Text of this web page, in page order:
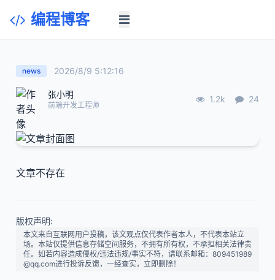
编程博客
news 2026/8/9 5:12:16
张小明
前端开发工程师
1.2k 24
文章不存在
版权声明:
本文来自互联网用户投稿，该文观点仅代表作者本人，不代表本站立
场。本站仅提供信息存储空间服务，不拥有所有权，不承担相关法律责
任。如若内容造成侵权/违法违规/事实不符，请联系邮箱：809451989
@qq.com进行投诉反馈，一经查实，立即删除！